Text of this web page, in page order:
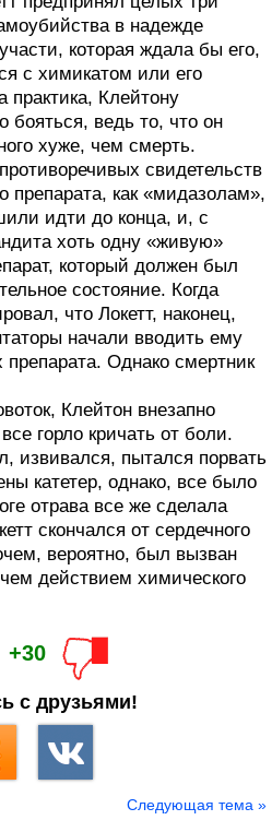
в надежде
которая ждала бы его,
с химикатом или его
практика, Клейтону
бояться, ведь то, что он
хуже, чем смерть.
свидетельств
препарата, как «мидазолам»,
идти до конца, и, с
хоть одну «живую»
который должен был
состояние. Когда
что Локетт, наконец,
начали вводить ему
Однако смертник
Клейтон внезапно
горло кричать от боли.
извивался, пытался порвать
катетер, однако, все было
отрава все же сделала
скончался от сердечного
вероятно, был вызван
действием химического
+30
с друзьями!
Следующая тема »